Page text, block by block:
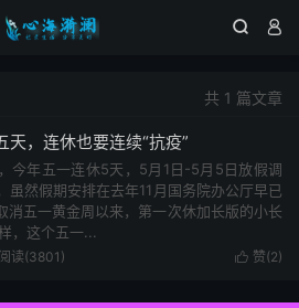
 
共 1 篇文章
，连休也要连续“抗疫”
今年五一连休5天，5月1日-5月5日放假调
然假期安排在去年11月国务院办公厅早已
消五一黄金周以来，第一次休加长版的小长
，这个五一...
 赞(2)
阅读(3801)